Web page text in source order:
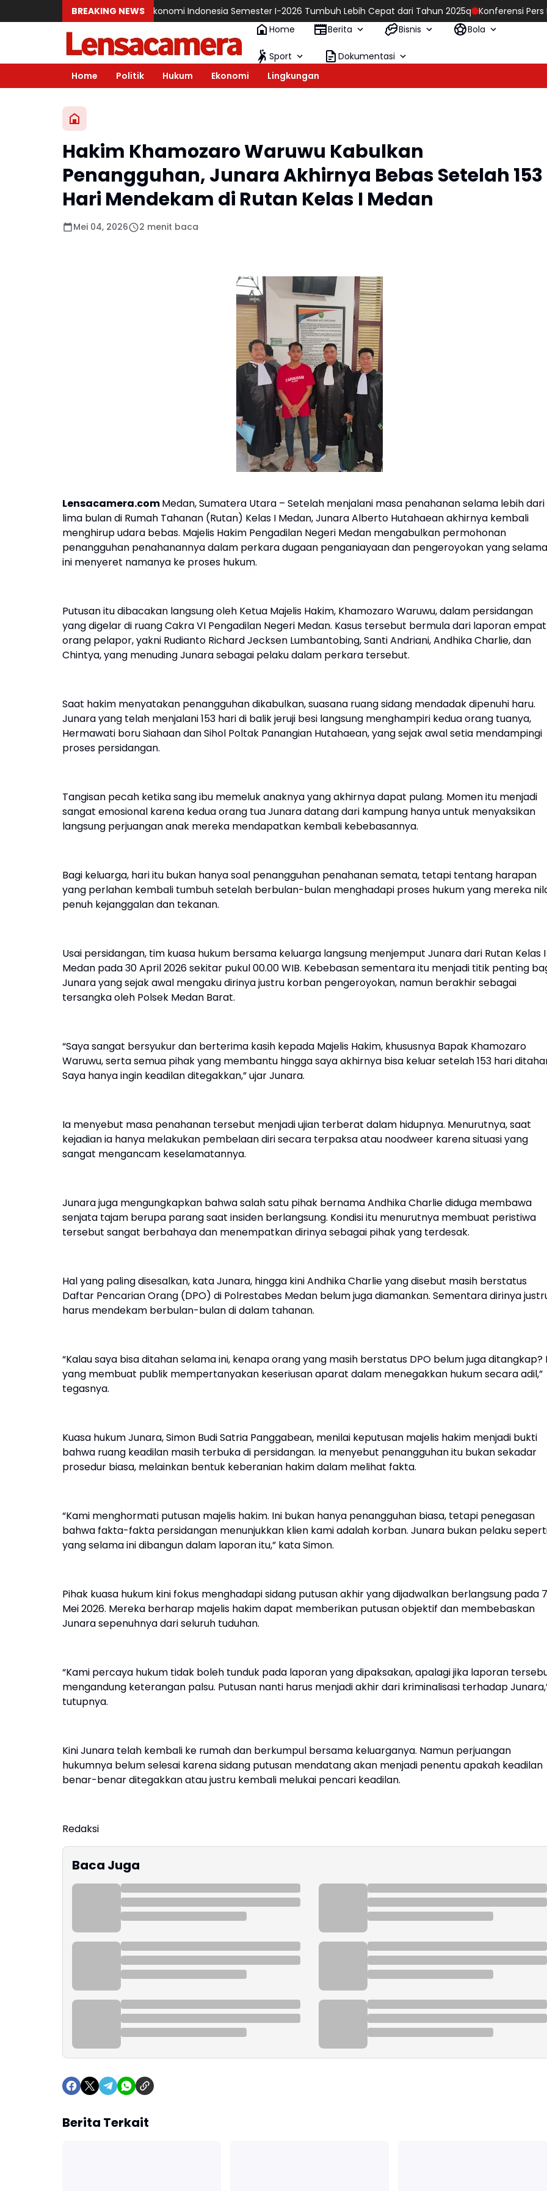
BREAKING NEWS
BPS: Ekonomi Indonesia Semester I-2026 Tumbuh Lebih Cepat dari Tahun 2025q Konferensi Pers Polres
Home
Berita Bisnis Bola
Sport
Dokumentasi
Home
Politik Hukum Ekonomi Lingkungan
Hakim Khamozaro Waruwu Kabulkan
Penangguhan, Junara Akhirnya Bebas Setelah 153
Hari Mendekam di Rutan Kelas I Medan
Mei 04, 2026 2 menit baca
Lensacamera.comMedan, Sumatera Utara – Setelah menjalani masa penahanan selama lebih dari
lima bulan di Rumah Tahanan (Rutan) Kelas I Medan, Junara Alberto Hutahaean akhirnya kembali
menghirup udara bebas. Majelis Hakim Pengadilan Negeri Medan mengabulkan permohonan
penangguhan penahanannya dalam perkara dugaan penganiayaan dan pengeroyokan yang selama
ini menyeret namanya ke proses hukum.
Putusan itu dibacakan langsung oleh Ketua Majelis Hakim, Khamozaro Waruwu, dalam persidangan
yang digelar di ruang Cakra VI Pengadilan Negeri Medan. Kasus tersebut bermula dari laporan empat
orang pelapor, yakni Rudianto Richard Jecksen Lumbantobing, Santi Andriani, Andhika Charlie, dan
Chintya, yang menuding Junara sebagai pelaku dalam perkara tersebut.
Saat hakim menyatakan penangguhan dikabulkan, suasana ruang sidang mendadak dipenuhi haru.
Junara yang telah menjalani 153 hari di balik jeruji besi langsung menghampiri kedua orang tuanya,
Hermawati boru Siahaan dan Sihol Poltak Panangian Hutahaean, yang sejak awal setia mendampingi
proses persidangan.
Tangisan pecah ketika sang ibu memeluk anaknya yang akhirnya dapat pulang. Momen itu menjadi
sangat emosional karena kedua orang tua Junara datang dari kampung hanya untuk menyaksikan
langsung perjuangan anak mereka mendapatkan kembali kebebasannya.
Bagi keluarga, hari itu bukan hanya soal penangguhan penahanan semata, tetapi tentang harapan
yang perlahan kembali tumbuh setelah berbulan-bulan menghadapi proses hukum yang mereka
penuh kejanggalan dan tekanan.
Usai persidangan, tim kuasa hukum bersama keluarga langsung menjemput Junara dari Rutan Kelas I
Medan pada 30 April 2026 sekitar pukul 00.00 WIB. Kebebasan sementara itu menjadi titik penting
Junara yang sejak awal mengaku dirinya justru korban pengeroyokan, namun berakhir sebagai
tersangka oleh Polsek Medan Barat.
“Saya sangat bersyukur dan berterima kasih kepada Majelis Hakim, khususnya Bapak Khamozaro
Waruwu, serta semua pihak yang membantu hingga saya akhirnya bisa keluar setelah 153 hari
Saya hanya ingin keadilan ditegakkan,” ujar Junara.
Ia menyebut masa penahanan tersebut menjadi ujian terberat dalam hidupnya. Menurutnya, saat
kejadian ia hanya melakukan pembelaan diri secara terpaksa atau noodweer karena situasi yang
sangat mengancam keselamatannya.
Junara juga mengungkapkan bahwa salah satu pihak bernama Andhika Charlie diduga membawa
senjata tajam berupa parang saat insiden berlangsung. Kondisi itu menurutnya membuat peristiwa
tersebut sangat berbahaya dan menempatkan dirinya sebagai pihak yang terdesak.
Hal yang paling disesalkan, kata Junara, hingga kini Andhika Charlie yang disebut masih berstatus
Daftar Pencarian Orang (DPO) di Polrestabes Medan belum juga diamankan. Sementara dirinya
harus mendekam berbulan-bulan di dalam tahanan.
“Kalau saya bisa ditahan selama ini, kenapa orang yang masih berstatus DPO belum juga ditangkap?
yang membuat publik mempertanyakan keseriusan aparat dalam menegakkan hukum secara adil,”
tegasnya.
Kuasa hukum Junara, Simon Budi Satria Panggabean, menilai keputusan majelis hakim menjadi bukti
bahwa ruang keadilan masih terbuka di persidangan. Ia menyebut penangguhan itu bukan sekadar
prosedur biasa, melainkan bentuk keberanian hakim dalam melihat fakta.
“Kami menghormati putusan majelis hakim. Ini bukan hanya penangguhan biasa, tetapi penegasan
bahwa fakta-fakta persidangan menunjukkan klien kami adalah korban. Junara bukan pelaku
yang selama ini dibangun dalam laporan itu,” kata Simon.
Pihak kuasa hukum kini fokus menghadapi sidang putusan akhir yang dijadwalkan berlangsung pada 7
Mei 2026. Mereka berharap majelis hakim dapat memberikan putusan objektif dan membebaskan
Junara sepenuhnya dari seluruh tuduhan.
“Kami percaya hukum tidak boleh tunduk pada laporan yang dipaksakan, apalagi jika laporan
mengandung keterangan palsu. Putusan nanti harus menjadi akhir dari kriminalisasi terhadap
tutupnya.
Kini Junara telah kembali ke rumah dan berkumpul bersama keluarganya. Namun perjuangan
hukumnya belum selesai karena sidang putusan mendatang akan menjadi penentu apakah keadilan
benar-benar ditegakkan atau justru kembali melukai pencari keadilan.
Redaksi
Baca Juga
Berita Terkait